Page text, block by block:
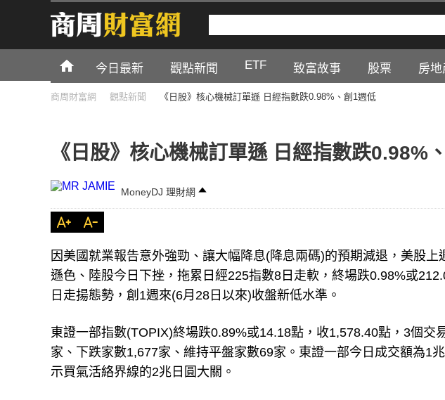
今日最新 觀點新聞 ETF 致富故事 股票 房地
商周財富網 觀點新聞 《日股》核心機械訂單遜 日經指數跌0.98%、創1週低
《日股》核心機械訂單遜 日經指數跌0.98%
MoneyDJ 理財網
因美國就業報告意外強勁、讓大幅降息(降息兩碼)的預期減退，美股
遜色、陸股今日下挫，拖累日經225指數8日走軟， 終場跌0.98%或
日走揚態勢，創1週來(6月28日以來)收盤新低水準。
東證一部指數(TOPIX)終場跌0.89%或14.18點，收1,578.40點，3個交
家、下跌家數1,677家、維持平盤家數69家。東證一部今日成交額為1
示買氣活絡界線的2兆日圓大關。